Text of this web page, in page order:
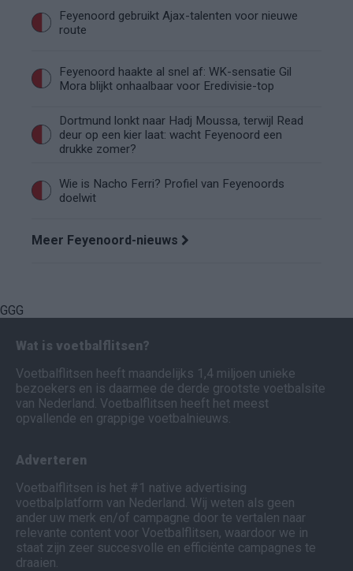
Feyenoord gebruikt Ajax-talenten voor nieuwe
route
Feyenoord haakte al snel af: WK-sensatie Gil
Mora blijkt onhaalbaar voor Eredivisie-top
Dortmund lonkt naar Hadj Moussa, terwijl Read
deur op een kier laat: wacht Feyenoord een
drukke zomer?
Wie is Nacho Ferri? Profiel van Feyenoords
doelwit
Meer Feyenoord-nieuws
GGG
Wat is voetbalflitsen?
Voetbalflitsen heeft maandelijks 1,4 miljoen unieke
bezoekers en is daarmee de derde grootste voetbalsite
van Nederland. Voetbalflitsen heeft het meest
opvallende en grappige voetbalnieuws.
Adverteren
Voetbalflitsen is het #1 native advertising
voetbalplatform van Nederland. Wij weten als geen
ander uw merk en/of campagne door te vertalen naar
relevante content voor Voetbalflitsen, waardoor we in
staat zijn zeer succesvolle en efficiënte campagnes te
draaien.